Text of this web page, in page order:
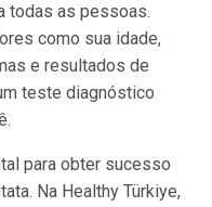
todas as pessoas.
como sua idade,
e resultados de
teste diagnóstico
para obter sucesso
Na Healthy Türkiye,